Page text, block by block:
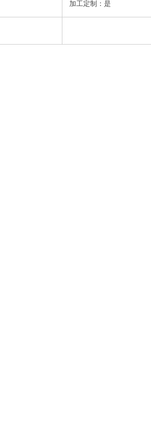
加工定制：是